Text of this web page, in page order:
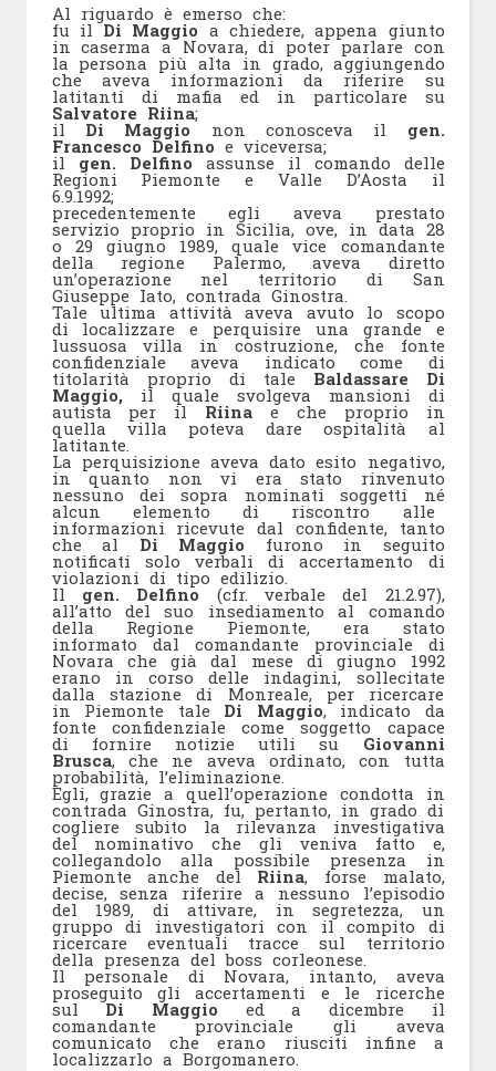
Al riguardo è emerso che:
fu ilDi Maggio a chiedere, appena giunto
in caserma a Novara, di poter parlare con
la persona più alta in grado, aggiungendo
che aveva informazioni da riferire su
latitanti di mafia ed in particolare su
Salvatore Riina;
il Di Maggio non conosceva il gen.
Francesco Delfino e viceversa;
il gen. Delfino assunse il comando delle
Regioni Piemonte e Valle D’Aosta il
6.9.1992;
precedentemente egli aveva prestato
servizio proprio in Sicilia, ove, in data 28
o 29 giugno 1989, quale vice comandante
della regione Palermo, aveva diretto
un’operazione nel territorio di San
Giuseppe Iato, contrada Ginostra.
Tale ultima attività aveva avuto lo scopo
di localizzare e perquisire una grande e
lussuosa villa in costruzione, che fonte
confidenziale aveva indicato come di
titolarità proprio di tale Baldassare Di
Maggio,il quale svolgeva mansioni di
autista per il Riina e che proprio in
quella villa poteva dare ospitalità al
latitante.
La perquisizione aveva dato esito negativo,
in quanto non vi era stato rinvenuto
nessuno dei sopra nominati soggetti né
alcun elemento di riscontro alle
informazioni ricevute dal confidente, tanto
che al Di Maggio furono in seguito
notificati solo verbali di accertamento di
violazioni di tipo edilizio.
Il gen. Delfino (cfr. verbale del 21.2.97),
all’atto del suo insediamento al comando
della Regione Piemonte, era stato
informato dal comandante provinciale di
Novara che già dal mese di giugno 1992
erano in corso delle indagini, sollecitate
dalla stazione di Monreale, per ricercare
in Piemonte tale Di Maggio, indicato da
fonte confidenziale come soggetto capace
di fornire notizie utili su Giovanni
Brusca, che ne aveva ordinato, con tutta
probabilità, l’eliminazione.
Egli, grazie a quell’operazione condotta in
contrada Ginostra, fu, pertanto, in grado di
cogliere subito la rilevanza investigativa
del nominativo che gli veniva fatto e,
collegandolo alla possibile presenza in
Piemonte anche del Riina, forse malato,
decise, senza riferire a nessuno l’episodio
del 1989, di attivare, in segretezza, un
gruppo di investigatori con il compito di
ricercare eventuali tracce sul territorio
della presenza del boss corleonese.
Il personale di Novara, intanto, aveva
proseguito gli accertamenti e le ricerche
sulDi Maggio ed a dicembre il
comandante provinciale gli aveva
comunicato che erano riusciti infine a
localizzarlo a Borgomanero.